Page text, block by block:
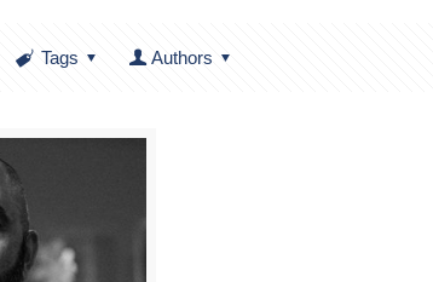
Tags Authors